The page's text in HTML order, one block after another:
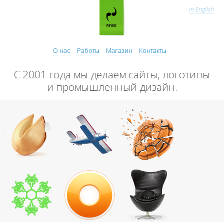
О нас Работы Магазин Контакты
in English
С 2001 года мы делаем сайты, логотипы
и промышленный дизайн.